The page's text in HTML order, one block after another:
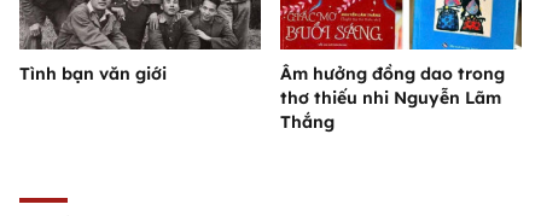
Tình bạn văn giới
Âm hưởng đồng dao trong
thơ thiếu nhi Nguyễn Lãm
Thắng